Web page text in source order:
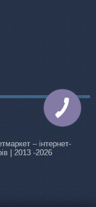
– інтернет-
| 2013 -2026
КНОПКА
ЗВ'ЯЗКУ